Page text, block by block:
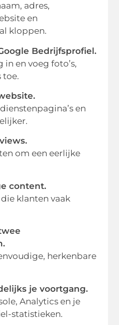
adres,
en
kloppen.
Bedrijfsprofiel.
en voeg foto’s,
toe.
en
om een eerlijke
content.
klanten vaak
herkenbare
je voortgang.
Analytics en je
statistieken.